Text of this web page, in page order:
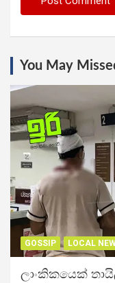
You May
GOSSIP LOCAL
ලාංකිකයෙක්